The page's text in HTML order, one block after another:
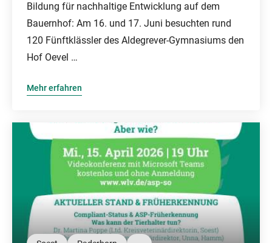
Bildung für nachhaltige Entwicklung auf dem
Bauernhof: Am 16. und 17. Juni besuchten rund
120 Fünftklässler des Aldegrever-Gymnasiums den
Hof Oevel …
Mehr erfahren